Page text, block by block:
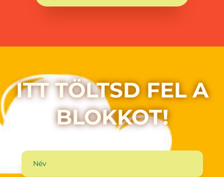
ITT TÖLTSD FEL A
BLOKKOT!